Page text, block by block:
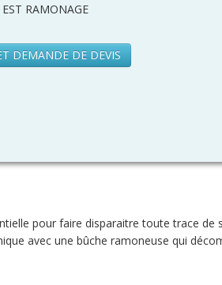
RAMONAGE
DEMANDE DE DEVIS
pour faire disparaitre toute trace de
avec une bûche ramoneuse qui